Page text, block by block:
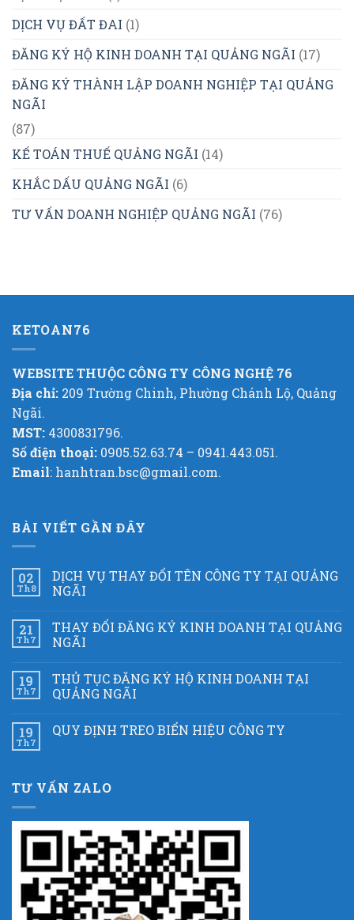
DỊCH VỤ ĐẤT ĐAI (1)
ĐĂNG KÝ HỘ KINH DOANH TẠI QUẢNG NGÃI (17)
ĐĂNG KÝ THÀNH LẬP DOANH NGHIỆP TẠI QUẢNG
NGÃI
(87)
KẾ TOÁN THUẾ QUẢNG NGÃI (14)
KHẮC DẤU QUẢNG NGÃI (6)
TƯ VẤN DOANH NGHIỆP QUẢNG NGÃI (76)
KETOAN76
WEBSITE THUỘC CÔNG TY CÔNG NGHỆ 76
Địa chỉ: 209 Trường Chinh, Phường Chánh Lộ, Quảng
Ngãi.
MST: 4300831796.
Số điện thoại: 0905.52.63.74 – 0941.443.051.
Email: hanhtran.bsc@gmail.com.
BÀI VIẾT GẦN ĐÂY
02
Th8
DỊCH VỤ THAY ĐỔI TÊN CÔNG TY TẠI QUẢNG
NGÃI
21
Th7
THAY ĐỔI ĐĂNG KÝ KINH DOANH TẠI QUẢNG
NGÃI
19
Th7
THỦ TỤC ĐĂNG KÝ HỘ KINH DOANH TẠI
QUẢNG NGÃI
19
Th7
QUY ĐỊNH TREO BIỂN HIỆU CÔNG TY
TƯ VẤN ZALO